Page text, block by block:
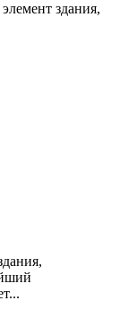
здания,